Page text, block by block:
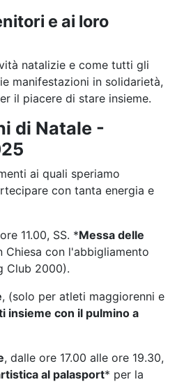
e ai loro
natalizie e come tutti gli
manifestazioni in solidarietà,
il piacere di stare insieme.
di Natale -
ai quali speriamo
con tanta energia e
11.00, SS. *Messa delle
Chiesa con l'abbigliamento
Club 2000).
, (solo per atleti maggiorenni e
insieme con il pulmino a
, dalle ore 17.00 alle ore 19.30,
al palasport* per la